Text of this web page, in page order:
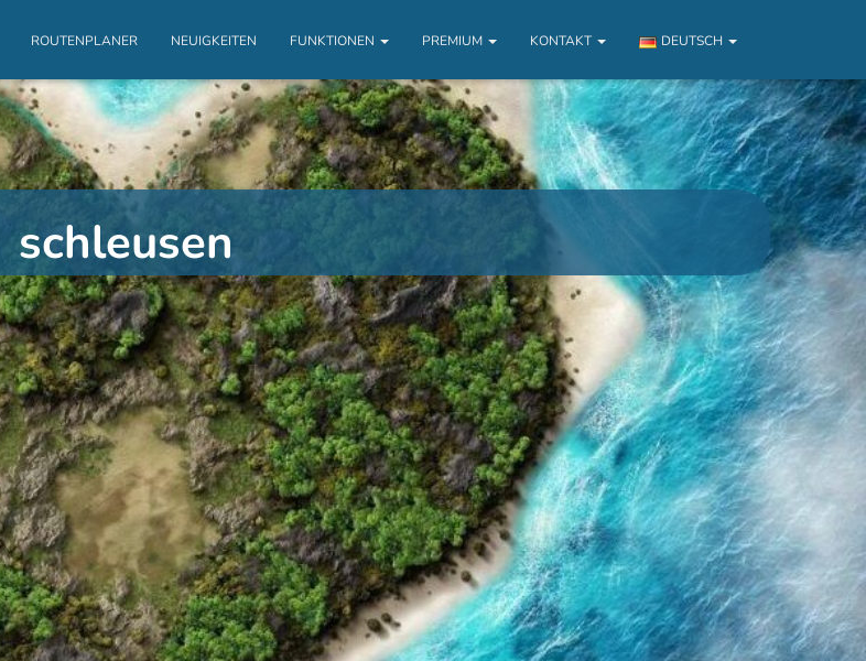
ROUTENPLANER NEUIGKEITEN FUNKTIONEN PREMIUM KONTAKT DEUTSCH
schleusen